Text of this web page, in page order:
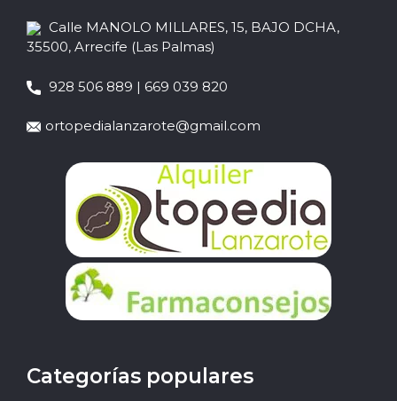
Calle MANOLO MILLARES, 15, BAJO DCHA,
35500, Arrecife (Las Palmas)
928 506 889 | 669 039 820
ortopedialanzarote@gmail.com
Categorías populares